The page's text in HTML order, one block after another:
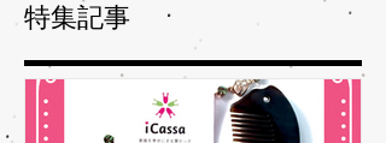
特集記事